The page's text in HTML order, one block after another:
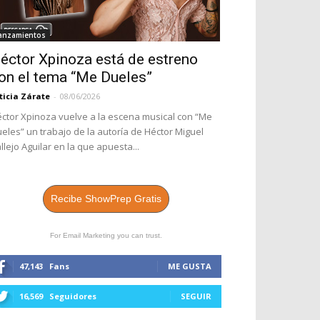
Xpinoza está de estreno
el tema “Me Dueles”
Zárate - 08/06/2026
Xpinoza vuelve a la escena musical con “Me
un trabajo de la autoría de Héctor Miguel
Aguilar en la que apuesta...
Recibe ShowPrep Gratis
For Email Marketing you can trust.
47,143 Fans ME GUSTA
16,569 Seguidores SEGUIR